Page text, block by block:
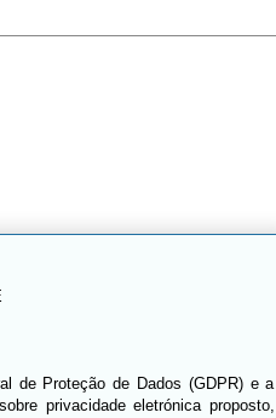
de Proteção de Dados (GDPR) e a
privacidade eletrónica proposto,